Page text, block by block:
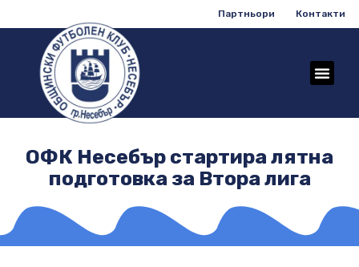
Партньори Контакти
ОФК Несебър стартира лятна
подготовка за Втора лига